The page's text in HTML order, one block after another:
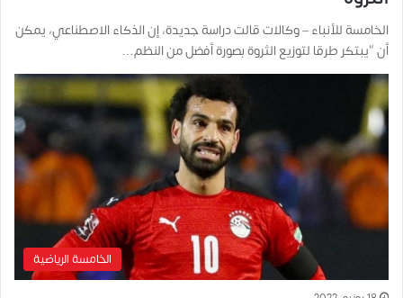
الخامسة للأنباء – وكالات قالت دراسة جديدة، إن الذكاء الاصطناعي، يمكن
أن “يبتكر طرقا لتوزيع الثروة بصورة أفضل من النظم…
الخامسة الرياضية